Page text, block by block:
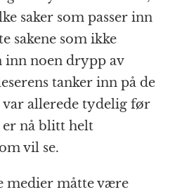
saker som passer inn
sakene som ikke
inn noen drypp av
tanker inn på de
var allerede tydelig før
nå blitt helt
vil se.
medier måtte være